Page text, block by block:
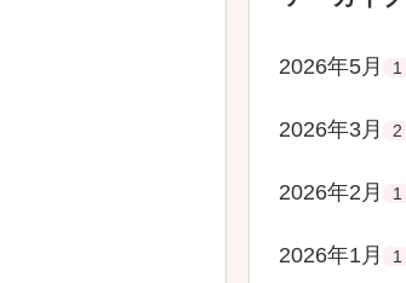
2026年5月 1
2026年3月 2
2026年2月 1
2026年1月 1